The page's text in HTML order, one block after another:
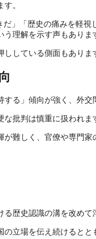
。
」「歴史の痛みを軽
理解を示す声もありま
している側面もありま
る」傾向が強く、外
批判は慎重に扱われま
難しく、官僚や専門
歴史認識の溝を改めて
立場を伝え続けると